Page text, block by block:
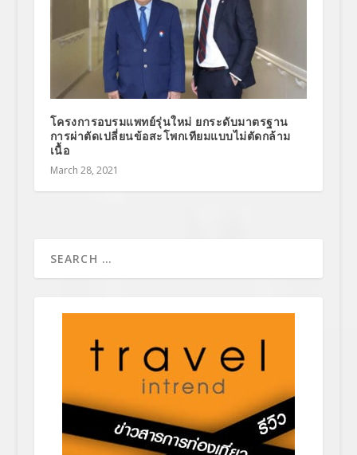
โครงการอบรมแพทย์รุ่นใหม่ ยกระดับมาตรฐาน
การผ่าตัดเปลี่ยนข้อสะโพกเทียมแบบไม่ตัดกล้าม
เนื้อ
March 28, 2021